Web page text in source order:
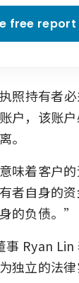
free report
照持有者
户，该账
。
味着客户
者自身的
的负债。”
Ryan Lin
独立的法